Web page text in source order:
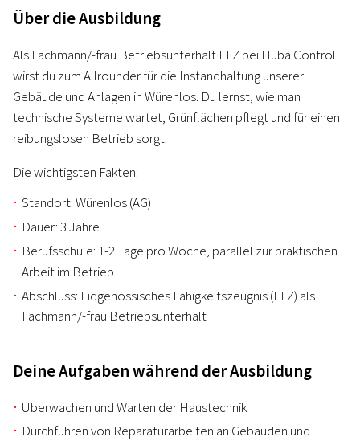
Über die Ausbildung
Als Fachmann/-frau Betriebsunterhalt EFZ bei Huba Control
wirst du zum Allrounder für die Instandhaltung unserer
Gebäude und Anlagen in Würenlos. Du lernst, wie man
technische Systeme wartet, Grünflächen pflegt und für einen
reibungslosen Betrieb sorgt.
Die wichtigsten Fakten:
Standort: Würenlos (AG)
Dauer: 3 Jahre
Berufsschule: 1-2 Tage pro Woche, parallel zur praktischen
Arbeit im Betrieb
Abschluss: Eidgenössisches Fähigkeitszeugnis (EFZ) als
Fachmann/-frau Betriebsunterhalt
Deine Aufgaben während der Ausbildung
Überwachen und Warten der Haustechnik
Durchführen von Reparaturarbeiten an Gebäuden und